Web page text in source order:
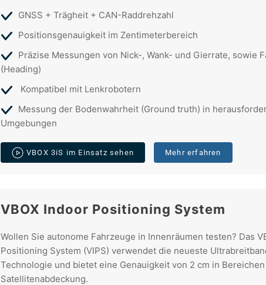
GNSS + Trägheit + CAN-Raddrehzahl
Positionsgenauigkeit im Zentimeterbereich
Präzise Messungen von Nick-, Wank- und Gierrate, sowie
(Heading)
Kompatibel mit Lenkrobotern
Messung der Bodenwahrheit (Ground truth) in
Umgebungen
VBOX 3iS im Einsatz sehen Mehr erfahren
VBOX Indoor Positioning System
Wollen Sie autonome Fahrzeuge in Innenräumen testen? Das
Positioning System (VIPS) verwendet die neueste
Technologie und bietet eine Genauigkeit von 2 cm in
Satellitenabdeckung.